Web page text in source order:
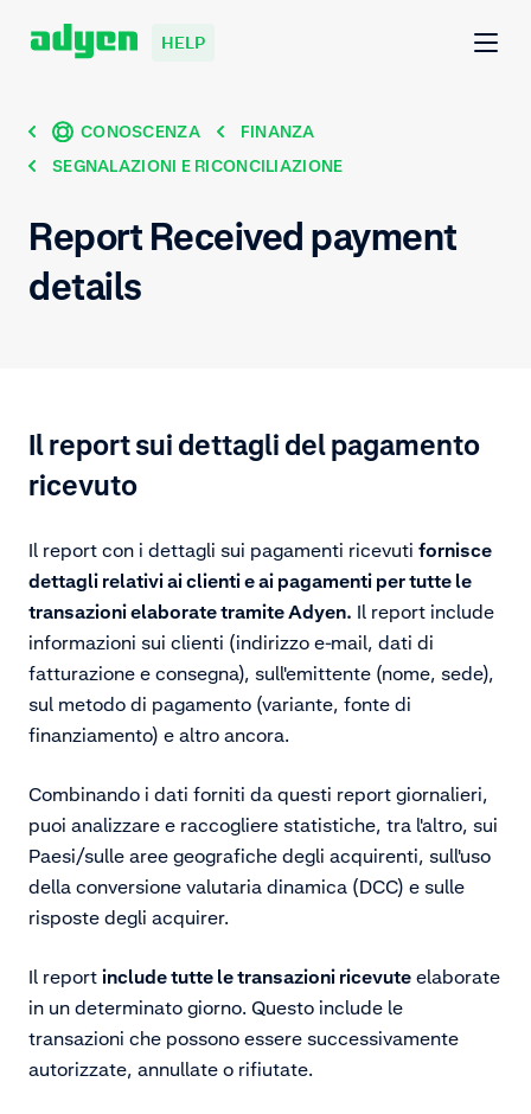
HELP
CONOSCENZA
FINANZA
SEGNALAZIONI E RICONCILIAZIONE
Report Received payment
details
Il report sui dettagli del pagamento
ricevuto
Il report con i dettagli sui pagamenti ricevuti fornisce
dettagli relativi ai clienti e ai pagamenti per tutte le
transazioni elaborate tramite Adyen. Il report include
informazioni sui clienti (indirizzo e-mail, dati di
fatturazione e consegna), sull'emittente (nome, sede),
sul metodo di pagamento (variante, fonte di
finanziamento) e altro ancora.
Combinando i dati forniti da questi report giornalieri,
puoi analizzare e raccogliere statistiche, tra l'altro, sui
Paesi/sulle aree geografiche degli acquirenti, sull'uso
della conversione valutaria dinamica (DCC) e sulle
risposte degli acquirer.
Il report include tutte le transazioni ricevute elaborate
in un determinato giorno. Questo include le
transazioni che possono essere successivamente
autorizzate, annullate o rifiutate.